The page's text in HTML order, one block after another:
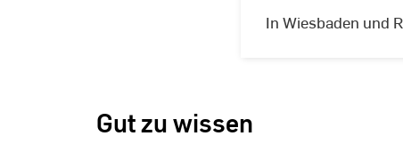
In Wiesbaden und
Gut zu wissen